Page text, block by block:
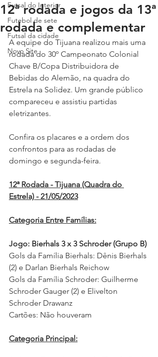
Futsal do Interior
Futebol de sete
Futsal da cidade
Novo Site
12ª rodada e jogos da 13ª
rodada e complementar
A equipe do Tijuana realizou mais uma
rodada do 30º Campeonato Colonial
Chave B/Copa Distribuidora de
Bebidas do Alemão, na quadra do
Estrela na Solidez. Um grande público
compareceu e assistiu partidas
eletrizantes.
Confira os placares e a ordem dos
confrontos para as rodadas de
domingo e segunda-feira.
12ª Rodada - Tijuana (Quadra do
Estrela) - 21/05/2023
Categoria Entre Famílias:
Jogo: Bierhals 3 x 3 Schroder (Grupo B)
Gols da Família Bierhals: Dênis Bierhals
(2) e Darlan Bierhals Reichow
Gols da Família Schroder: Guilherme
Schroder Gauger (2) e Elivelton
Schroder Drawanz
Cartões: Não houveram
Categoria Principal: